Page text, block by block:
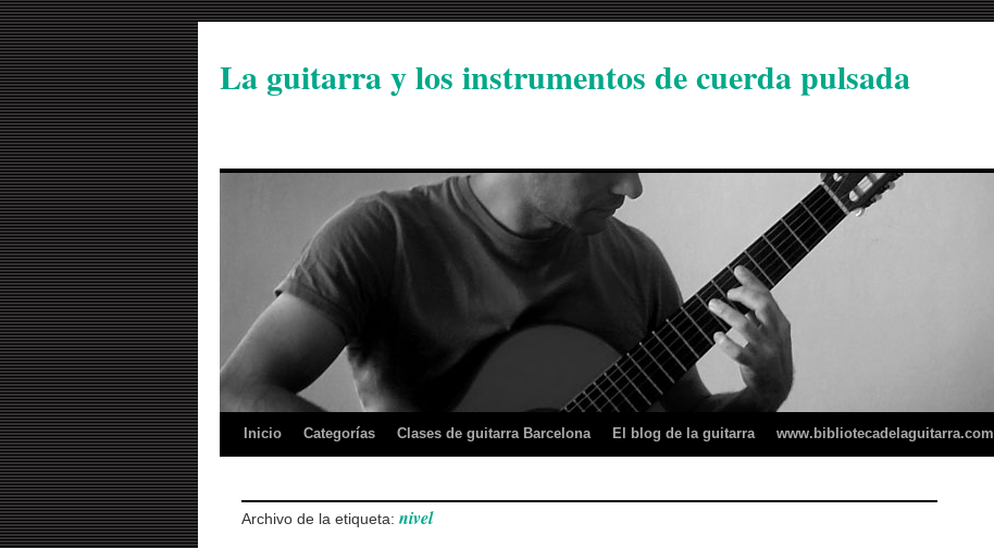
La guitarra y los instrumentos de cuerda pulsada
Inicio Categorías Clases de guitarra Barcelona El blog de la guitarra www.bibliotecadelaguitarra.com
Archivo de la etiqueta: nivel